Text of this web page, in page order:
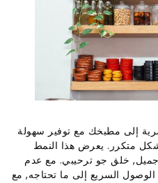
إلى مطبخك مع توفير سهولة
متكرر. يعرض هذا النمط
خلق جو ترحيبي. مع عدم
السريع إلى ما تحتاجه, مع